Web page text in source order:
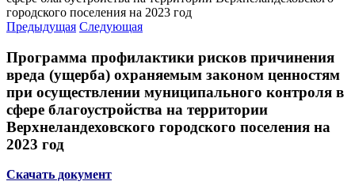
городского поселения на 2023 год
Предыдущая Следующая
Программа профилактики рисков причинения
вреда (ущерба) охраняемым законом ценностям
при осуществлении муниципального контроля в
сфере благоустройства на территории
Верхнеландеховского городского поселения на
2023 год
Скачать документ